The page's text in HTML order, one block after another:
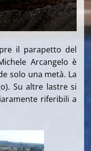
il parapetto del
Arcangelo è
solo una metà. La
Su altre lastre si
riferibili a